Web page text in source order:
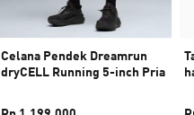
Celana Pendek Dreamrun
dryCELL Running 5-inch Pria